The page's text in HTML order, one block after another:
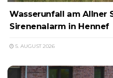
Wasserunfall am Allner
Sirenenalarm in Hennef
5. AUGUST 2026